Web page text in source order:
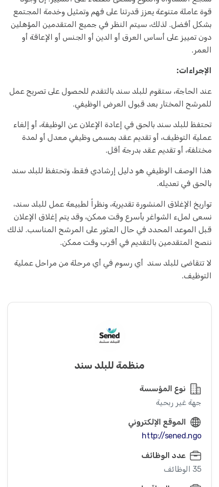
قوة عاملة متنوعة يعزز قدرتنا على فهم وتمثيل وخدمة المجتمع
بشكل أفضل. لذلك، سيتم النظر في جميع المتقدمين المؤهلين
دون تمييز على أساس العرق أو الدين أو الجنس أو الإعاقة أو
العمر.
الإجراءات:
عند الحاجة، ستقوم للبلد سند بالتقدم للحصول على تصريح عمل
للمرشح المختار بعد قبول العرض الوظيفي.
تحتفظ للبلد سند بالحق في إعادة الإعلان عن الوظيفة، أو إلغاء
عملية التوظيف، أو تقديم عقد بمسمى وظيفي معدل أو لمدة
مختلفة، أو تقديم عقد بدرجة أقل.
هذا الوصف الوظيفي هو دليل إرشادي فقط، وتحتفظ للبلد سند
بالحق في تعديله.
تواريخ الإغلاق المنشورة تقديرية، ونظراً لطبيعة عمل للبلد سند،
نسعى لملء الشواغر بأسرع وقت ممكن، وقد يتم إغلاق الإعلان
قبل الموعد المحدد في حال العثور على المرشح المناسب. لذلك
ننصح المتقدمين بالتقديم في أقرب وقت ممكن.
لا تتقاضى للبلد سند أي رسوم في أي مرحلة من مراحل عملية
التوظيف.
منظمة للبلد سند
نوع المؤسسة
جهة غير ربحية
الموقع الإلكتروني
http://sened.ngo
عدد الوظائف
35 الوظائف